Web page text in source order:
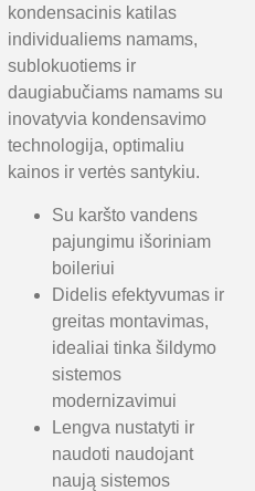
kondensacinis katilas
individualiems namams,
sublokuotiems ir
daugiabučiams namams su
inovatyvia kondensavimo
technologija, optimaliu
kainos ir vertės santykiu.
Su karšto vandens
pajungimu išoriniam
boileriui
Didelis efektyvumas ir
greitas montavimas,
idealiai tinka šildymo
sistemos
modernizavimui
Lengva nustatyti ir
naudoti naudojant
naują sistemos